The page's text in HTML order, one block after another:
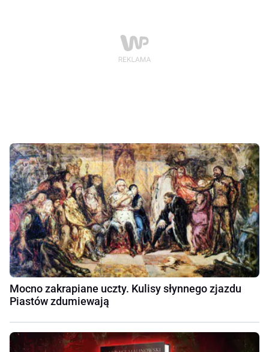
Mocno zakrapiane uczty. Kulisy słynnego zjazdu
Piastów zdumiewają